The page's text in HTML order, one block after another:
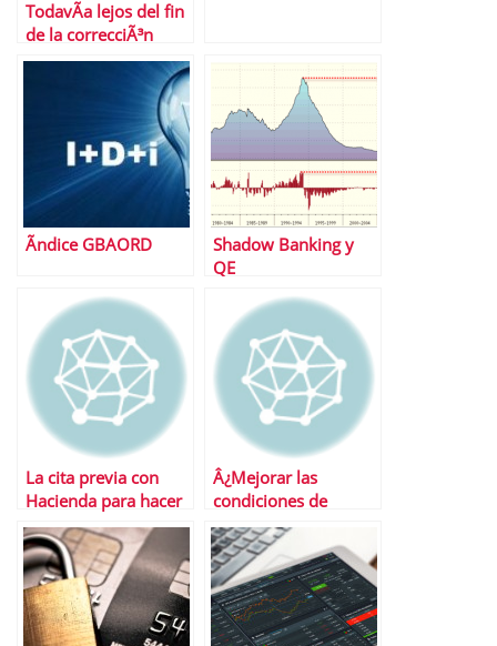
TodavÃ­a lejos del fin
de la correcciÃ³n
Ãndice GBAORD
Shadow Banking y
QE
La cita previa con
Hacienda para hacer
la renta
Â¿Mejorar las
condiciones de
financiaciÃ³n de tu
Pyme? comprueba la
oferta de BBVA